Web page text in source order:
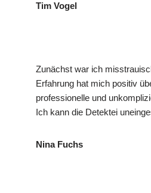
Tim Vogel
Zunächst war ich
Erfahrung hat mich positiv
professionelle und
Ich kann die Detektei
Nina Fuchs